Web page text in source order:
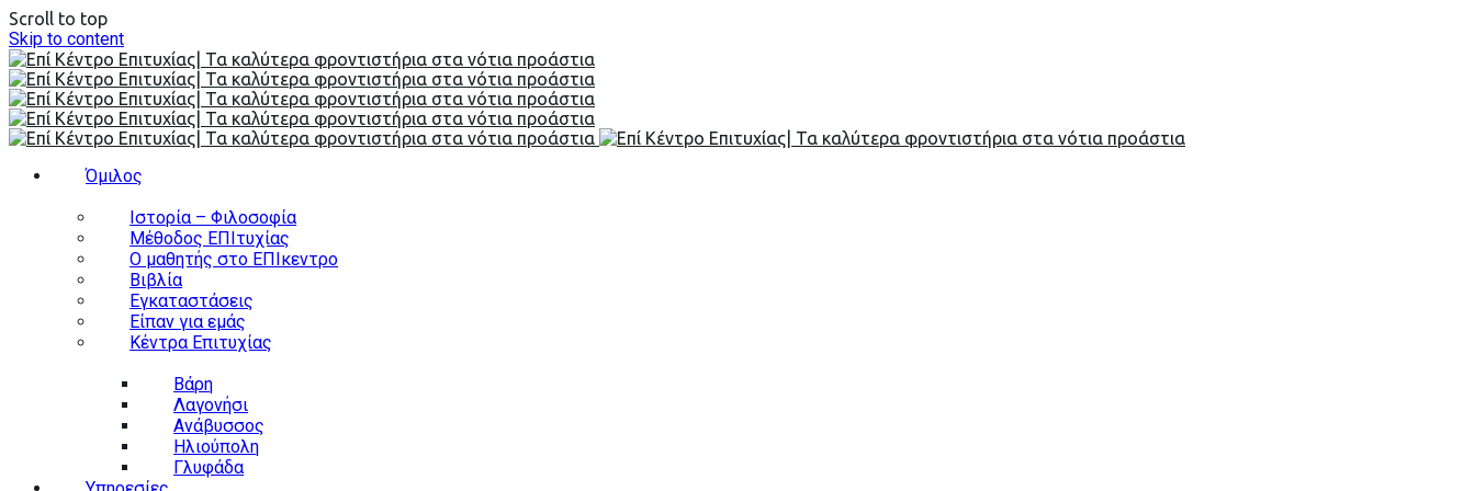
Scroll to top
Skip to content
Όμιλος
Ιστορία – Φιλοσοφία
Μέθοδος ΕΠΙτυχίας
Ο μαθητής στο ΕΠΙκεντρο
Βιβλία
Εγκαταστάσεις
Είπαν για εμάς
Κέντρα Επιτυχίας
Βάρη
Λαγονήσι
Ανάβυσσος
Ηλιούπολη
Γλυφάδα